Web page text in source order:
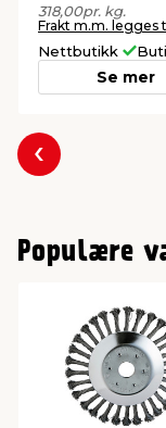
318,00pr. kg.
Frakt m.m. legges
Nettbutikk
Se mer
Forrige
Populære